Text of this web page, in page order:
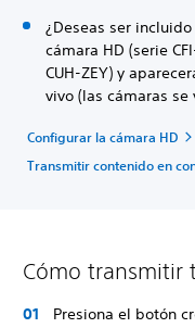
¿Deseas ser
cámara HD (serie
CUH-ZEY) y
vivo (las cámaras
Configurar la cámara HD
Transmitir contenido en
Cómo transmitir
Presiona el botón